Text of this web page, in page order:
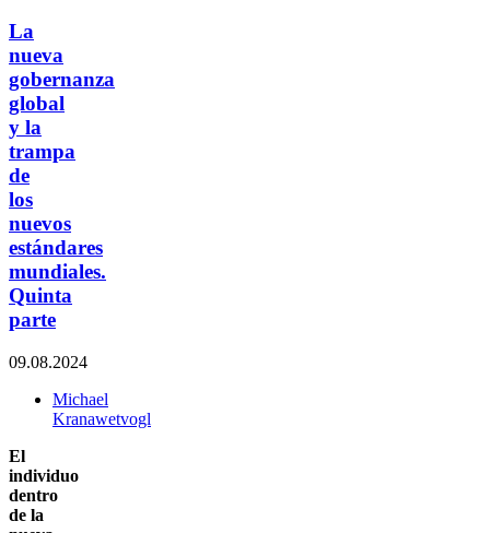
La
nueva
gobernanza
global
y la
trampa
de
los
nuevos
estándares
mundiales.
Quinta
parte
09.08.2024
Michael
Kranawetvogl
El
individuo
dentro
de la